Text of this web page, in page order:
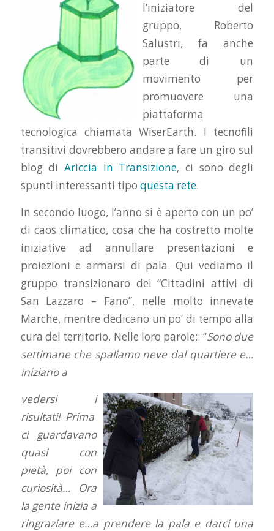
l’iniziatore del
gruppo, Roberto
Salustri, fa anche
parte di un
movimento per
promuovere una
piattaforma
tecnologica chiamata WiserEarth. I tecnofili
transitivi dovrebbero andare a fare un giro sul
blog di Ariccia in Transizione, ci sono degli
spunti interessanti tipo questa rete.
In secondo luogo, l’anno si è aperto con un po’
di caos climatico, cosa che ha costretto molte
iniziative ad annullare presentazioni e
proiezioni e armarsi di pala. Qui vediamo il
gruppo transizionaro dei “Cittadini attivi di
San Lazzaro – Fano”, nelle molto innevate
Marche, mentre dedicano un po’ di tempo alla
cura del territorio. Nelle loro parole: “Sono due
settimane che spaliamo neve dal quartiere e…
iniziano a
vedersi i
risultati! Prima
ci guardavano
quasi con
pietà, poi con
curiosità…Ora
la gente inizia a
ringraziare e…a prendere la pala e darci una